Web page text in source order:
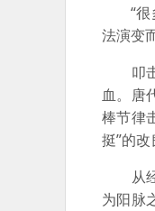
“很多
法演变
叩击
血。唐
棒节律
挺”的
从经
为阳脉